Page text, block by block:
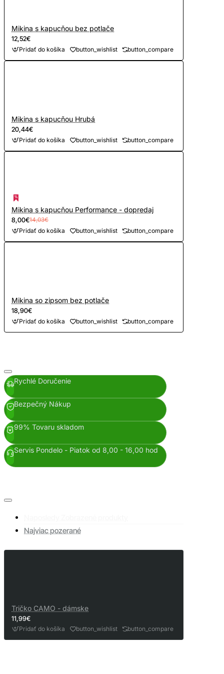
Mikina s kapucňou bez potlače
12,52€
Pridať do košíka button_wishlist button_compare
Mikina s kapucňou Hrubá
20,44€
Pridať do košíka button_wishlist button_compare
Mikina s kapucňou Performance - dopredaj
8,00€14,03€
Pridať do košíka button_wishlist button_compare
Mikina so zipsom bez potlače
18,90€
Pridať do košíka button_wishlist button_compare
Rychlé Doručenie
Bezpečný Nákup
99% Tovaru skladom
Servis Pondelo - Piatok od 8,00 - 16,00 hod
Najviac pozerané
Tričko CAMO - dámske
11,99€
Pridať do košíka button_wishlist button_compare